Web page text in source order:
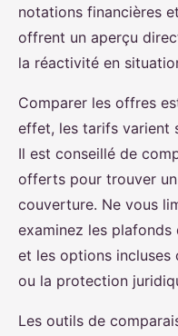
notations financières
offrent un aperçu
la réactivité en
Comparer les offres
effet, les tarifs varient
Il est conseillé de
offerts pour trouver
couverture. Ne vous
examinez les plafonds
et les options incluses
ou la protection
Les outils de